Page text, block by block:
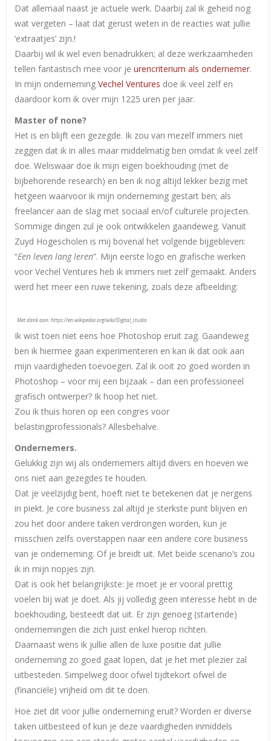
Dat allemaal naast je actuele werk. Daarbij zal ik geheid nog
wat vergeten – laat dat gerust weten in de reacties wat jullie
‘extraatjes’ zijn.!
Daarbij wil ik wel even benadrukken; al deze werkzaamheden
tellen fantastisch mee voor je urencriterium als ondernemer.
In mijn onderneming Vechel Ventures doe ik veel zelf en
daardoor kom ik over mijn 1 225 uren per jaar.
Master of none?
Het is en blijft een gezegde. Ik zou van mezelf immers niet
zeggen dat ik in alles maar middelmatig ben omdat ik veel zelf
doe. Weliswaar doe ik mijn eigen boekhouding (met de
bijbehorende research) en ben ik nog altijd lekker bezig met
hetgeen waarvoor ik mijn onderneming gestart ben; als
freelancer aan de slag met sociaal en/of culturele projecten.
Sommige dingen zul je ook ontwikkelen gaandeweg. Vanuit
Zuyd Hogescholen is mij bovenal het volgende bijgebleven:
“Een leven lang leren”. Mijn eerste logo en grafische werken
voor Vechel Ventures heb ik immers niet zelf gemaakt. Anders
werd het meer een ruwe tekening, zoals deze afbeelding:
Met dank aan: https://en.wikipedia.org/wiki/Digital_studio
Ik wist toen niet eens hoe Photoshop eruit zag. Gaandeweg
ben ik hiermee gaan experimenteren en kan ik dat ook aan
mijn vaardigheden toevoegen. Zal ik ooit zo goed worden in
Photoshop – voor mij een bijzaak – dan een professioneel
grafisch ontwerper? Ik hoop het niet.
Zou ik thuis horen op een congres voor
belastingprofessionals? Allesbehalve.
Ondernemers.
Gelukkig zijn wij als ondernemers altijd divers en hoeven we
ons niet aan gezegdes te houden.
Dat je veelzijdig bent, hoeft niet te betekenen dat je nergens
in piekt. Je core business zal altijd je sterkste punt blijven en
zou het door andere taken verdrongen worden, kun je
misschien zelfs overstappen naar een andere core business
van je onderneming. Of je breidt uit. Met beide scenario’s zou
ik in mijn nopjes zijn.
Dat is ook het belangrijkste: Je moet je er vooral prettig
voelen bij wat je doet. Als jij volledig geen interesse hebt in de
boekhouding, besteedt dat uit. Er zijn genoeg (startende)
ondernemingen die zich juist enkel hierop richten.
Daarnaast wens ik jullie allen de luxe positie dat jullie
onderneming zo goed gaat lopen, dat je het met plezier zal
uitbesteden. Simpelweg door ofwel tijdtekort ofwel de
(financiële) vrijheid om dit te doen.
Hoe ziet dit voor jullie onderneming eruit? Worden er diverse
taken uitbesteed of kun je deze vaardigheden inmiddels